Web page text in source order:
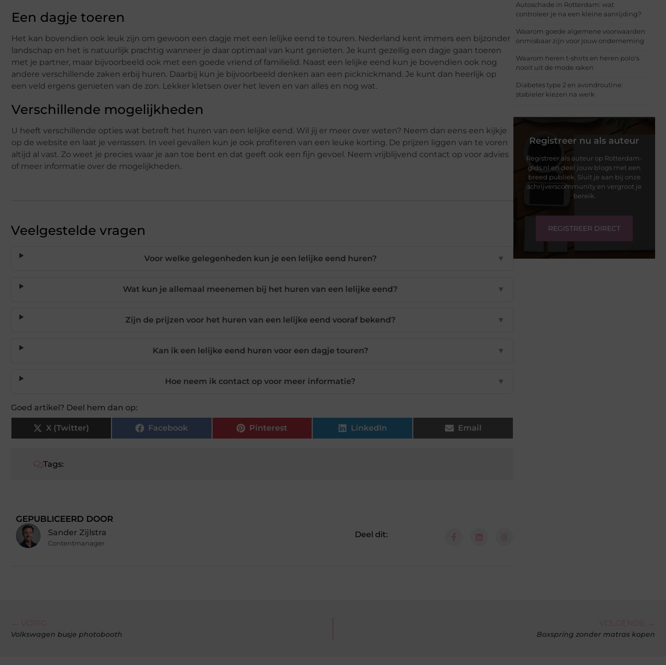
Een dagje toeren
Het kan bovendien ook leuk zijn om gewoon een dagje met een lelijke eend te touren. Nederland kent immers een bijzonder
landschap en het is natuurlijk prachtig wanneer je daar optimaal van kunt genieten. Je kunt gezellig een dagje gaan toeren
met je partner, maar bijvoorbeeld ook met een goede vriend of familielid. Naast een lelijke eend kun je bovendien ook nog
andere verschillende zaken erbij huren. Daarbij kun je bijvoorbeeld denken aan een picknickmand. Je kunt dan heerlijk op
een veld ergens genieten van de zon. Lekker kletsen over het leven en van alles en nog wat.
Verschillende mogelijkheden
U heeft verschillende opties wat betreft het huren van een lelijke eend. Wil jij er meer over weten? Neem dan eens een kijkje
op de website en laat je verrassen. In veel gevallen kun je ook profiteren van een leuke korting. De prijzen liggen van te voren
altijd al vast. Zo weet je precies waar je aan toe bent en dat geeft ook een fijn gevoel. Neem vrijblijvend contact op voor advies
of meer informatie over de mogelijkheden.
Veelgestelde vragen
Voor welke gelegenheden kun je een lelijke eend huren? ▼
Wat kun je allemaal meenemen bij het huren van een lelijke eend? ▼
Zijn de prijzen voor het huren van een lelijke eend vooraf bekend? ▼
Kan ik een lelijke eend huren voor een dagje touren? ▼
Hoe neem ik contact op voor meer informatie? ▼
Goed artikel? Deel hem dan op:
X (Twitter) Facebook Pinterest LinkedIn Email
Tags:
GEPUBLICEERD DOOR
Sander Zijlstra
Contentmanager
Deel dit:
Autoschade in Rotterdam: wat
controleer je na een kleine aanrijding?
Waarom goede algemene voorwaarden
onmisbaar zijn voor jouw onderneming
Waarom heren t-shirts en heren polo's
nooit uit de mode raken
Diabetes type 2 en avondroutine:
stabieler kiezen na werk
Registreer nu als auteur
Registreer als auteur op Rotterdam-
gids.nl en deel jouw blogs met een
breed publiek. Sluit je aan bij onze
schrijverscommunity en vergroot je
bereik.
REGISTREER DIRECT
← VORIG
Volkswagen busje photobooth
VOLGENDE →
Boxspring zonder matras kopen